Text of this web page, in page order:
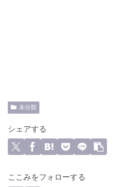
未分類
シェアする
ここみをフォローする